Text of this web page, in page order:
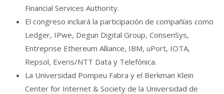
Financial Services Authority.
El congreso incluirá la participación de compañías como
Ledger, IPwe, Degun Digital Group, ConsenSys,
Entreprise Ethereum Alliance, IBM, uPort, IOTA,
Repsol, Everis/NTT Data y Telefónica.
La Universidad Pompeu Fabra y el Berkman Klein
Center for Internet & Society de la Universidad de